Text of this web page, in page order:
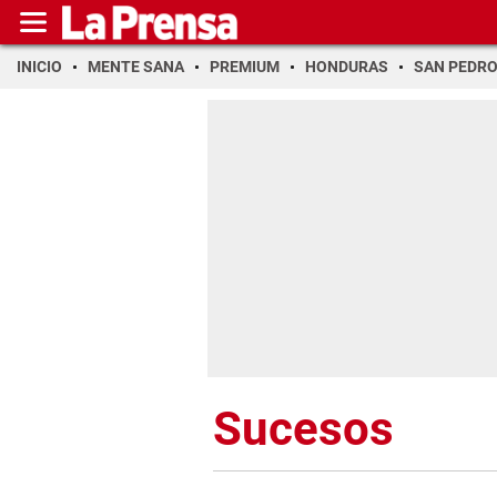
INICIO MENTE SANA PREMIUM HONDURAS SAN PEDRO
Sucesos